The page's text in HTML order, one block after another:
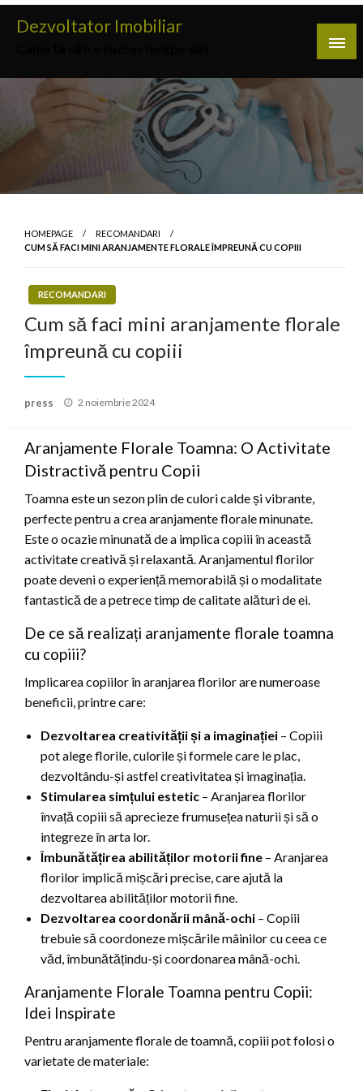
Skip
Dezvoltator Imobiliar
HOMEPAGE
RECOMANDARI
CUM SĂ FACI MINI ARANJAMENTE FLORALE ÎMPREUNĂ CU COPIII
RECOMANDARI
Cum să faci mini aranjamente florale
împreună cu copiii
press
Posted
2 noiembrie 2024
Aranjamente Florale Toamna: O Activitate
Distractivă pentru Copii
Toamna este un sezon plin de culori calde și vibrante,
perfecte pentru a crea aranjamente florale minunate.
Este o ocazie minunată de a implica copiii în această
activitate creativă și relaxantă. Aranjamentul florilor
poate deveni o experiență memorabilă și o modalitate
fantastică de a petrece timp de calitate alături de ei.
De ce să realizați aranjamente florale toamna
cu copiii?
Implicarea copiilor în aranjarea florilor are numeroase
beneficii, printre care:
Dezvoltarea creativității și a imaginației – Copiii
pot alege florile, culorile și formele care le plac,
dezvoltându-și astfel creativitatea și imaginația.
Stimularea simțului estetic – Aranjarea florilor
învață copiii să aprecieze frumusețea naturii și să o
integreze în arta lor.
Îmbunătățirea abilităților motorii fine – Aranjarea
florilor implică mișcări precise, care ajută la
dezvoltarea abilităților motorii fine.
Dezvoltarea coordonării mână-ochi – Copiii
trebuie să coordoneze mișcările mâinilor cu ceea ce
văd, îmbunătățindu-și coordonarea mână-ochi.
Aranjamente Florale Toamna pentru Copii:
Idei Inspirate
Pentru aranjamente florale de toamnă, copiii pot folosi o
varietate de materiale: